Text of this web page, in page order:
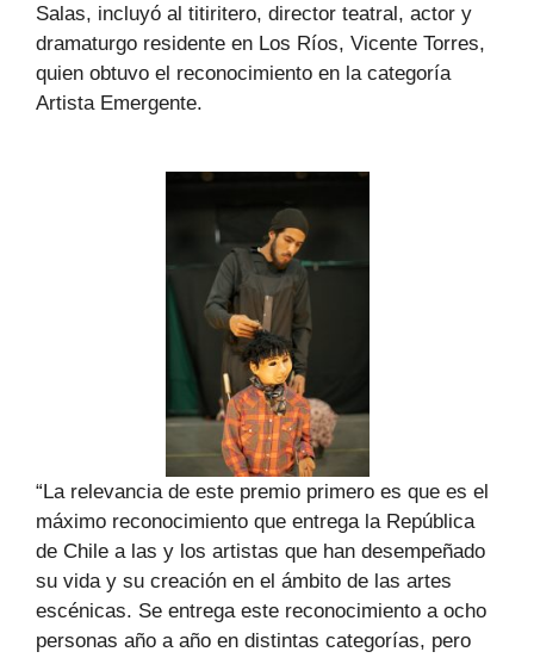
Salas, incluyó al titiritero, director teatral, actor y
dramaturgo residente en Los Ríos, Vicente Torres,
quien obtuvo el reconocimiento en la categoría
Artista Emergente.
“La relevancia de este premio primero es que es el
máximo reconocimiento que entrega la República
de Chile a las y los artistas que han desempeñado
su vida y su creación en el ámbito de las artes
escénicas. Se entrega este reconocimiento a ocho
personas año a año en distintas categorías, pero